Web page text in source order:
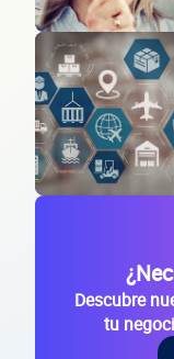
Descubre
tu
Sitio electrónico
Razón social
RFC de la
Lo usamos solo para
Dirección de la
Núm. Ext./Int.